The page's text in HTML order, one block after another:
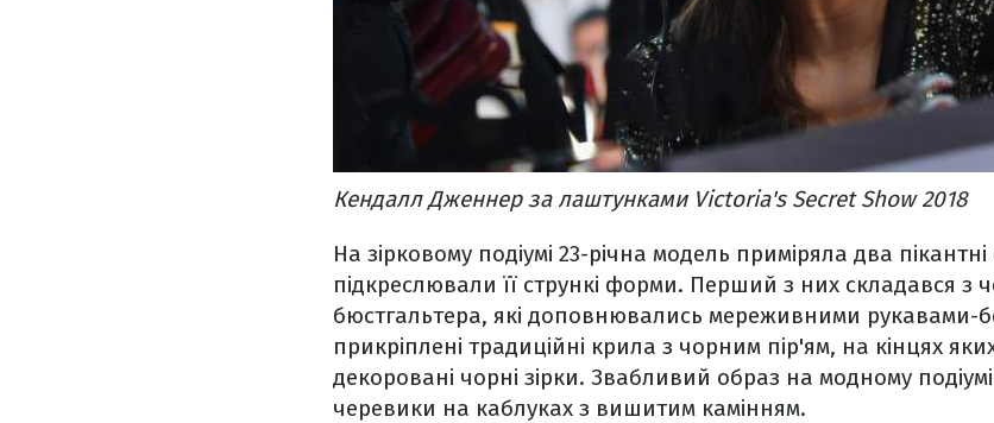
Кендалл Дженнер за лаштунками Victoria's Secret Show 2018
На зірковому подіумі 23-річна модель приміряла два
підкреслювали її стрункі форми. Перший з них складався з
бюстгальтера, які доповнювались мереживними рукавами-
прикріплені традиційні крила з чорним пір'ям, на кінцях
декоровані чорні зірки. Звабливий образ на модному
черевики на каблуках з вишитим камінням.